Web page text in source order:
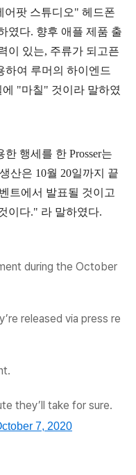
어팟 스튜디오" 헤드폰
였다. 향후 애플 제품 출
이 있는, 주류가 되고픈
하여 루머의 하이엔드
"마칠" 것이라 말하였
행세를 한 Prosser는
산은 10월 20일까지 끝
트에서 발표될 것이고
이다." 라 말하였다.
during the October
released via press re
they’ll take for sure.
7, 2020